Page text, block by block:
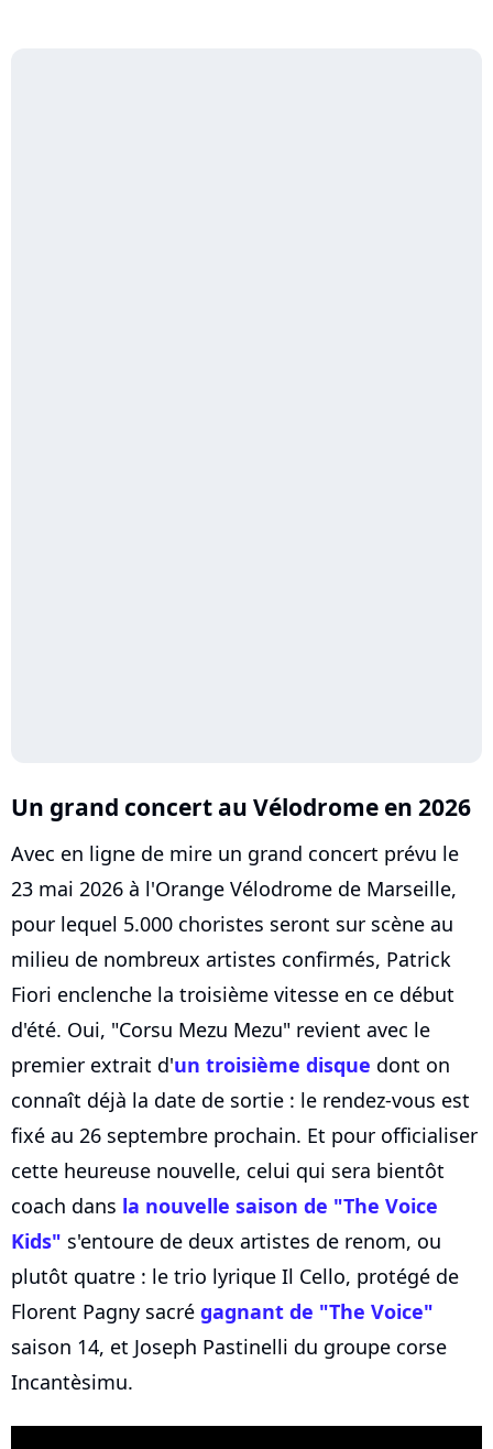
Un grand concert au Vélodrome en 2026
Avec en ligne de mire un grand concert prévu le
23 mai 2026 à l'Orange Vélodrome de Marseille,
pour lequel 5.000 choristes seront sur scène au
milieu de nombreux artistes confirmés, Patrick
Fiori enclenche la troisième vitesse en ce début
d'été. Oui, "Corsu Mezu Mezu" revient avec le
premier extrait d'un troisième disque dont on
connaît déjà la date de sortie : le rendez-vous est
fixé au 26 septembre prochain. Et pour officialiser
cette heureuse nouvelle, celui qui sera bientôt
coach dans la nouvelle saison de "The Voice
Kids" s'entoure de deux artistes de renom, ou
plutôt quatre : le trio lyrique Il Cello, protégé de
Florent Pagny sacré gagnant de "The Voice"
saison 14, et Joseph Pastinelli du groupe corse
Incantèsimu.